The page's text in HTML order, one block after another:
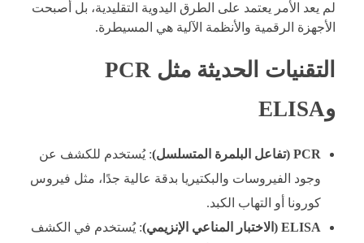
لم يعد الأمر يعتمد على الطرق اليدوية التقليدية، بل أصبحت
الأجهزة الرقمية والأنظمة الآلية هي المسيطرة.
التقنيات الحديثة مثل PCR
وELISA
PCR (تفاعل البلمرة المتسلسل)
: يُستخدم للكشف عن
وجود الفيروسات والبكتيريا بدقة عالية جدًا، مثل فيروس
كورونا أو التهاب الكبد.
ELISA (الاختبار المناعي الإنزيمي)
: يُستخدم في الكشف